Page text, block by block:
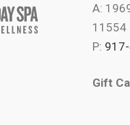
A:
11554
P:
Gift